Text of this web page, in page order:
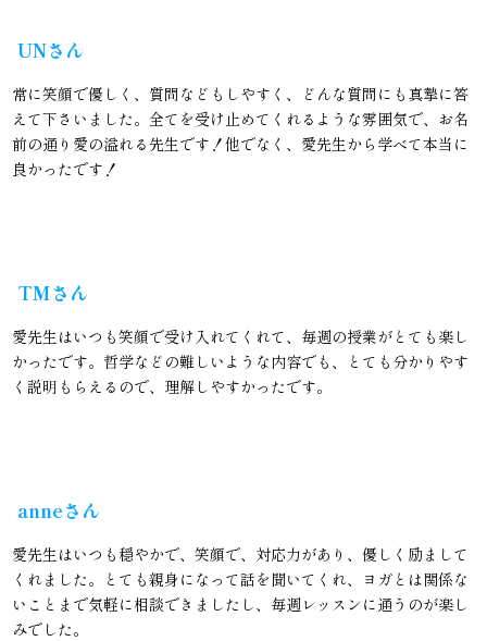
UNさん
常に笑顔で優しく、質問などもしやすく、どんな質問にも真摯に答
えて下さいました。全てを受け止めてくれるような雰囲気で、お名
前の通り愛の溢れる先生です！他でなく、愛先生から学べて本当に
良かったです！
TMさん
愛先生はいつも笑顔で受け入れてくれて、毎週の授業がとても楽し
かったです。哲学などの難しいような内容でも、とても分かりやす
く説明もらえるので、理解しやすかったです。
anneさん
愛先生はいつも穏やかで、笑顔で、対応力があり、優しく励まして
くれました。とても親身になって話を聞いてくれ、ヨガとは関係な
いことまで気軽に相談できましたし、毎週レッスンに通うのが楽し
みでした。